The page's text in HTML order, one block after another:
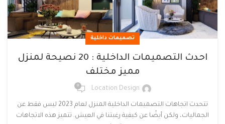
تصميمات داخلية
احدث التصميمات الداخلية : 20 نصيحة لمنزل
مميز مختلف
Location Design
0
تتحدث اتجاهات التصميمات الداخلية المنزل لعام 2023 ليس فقط عن
الجماليات، ولكن أيضًا عن كيفية رغبتنا في العيش. تتميز هذه الاتجاهات